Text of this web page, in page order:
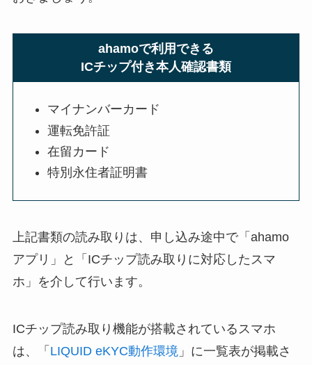
ahamoで利用できる
ICチップ付き本人確認書類
マイナンバーカード
運転免許証
在留カード
特別永住者証明書
上記書類の読み取りは、申し込み途中で「ahamo
アプリ」と「ICチップ読み取りに対応したスマ
ホ」を介して行います。
ICチップ読み取り機能が搭載されているスマホ
は、「 LIQUID eKYC動作環境」に一覧表が掲載さ